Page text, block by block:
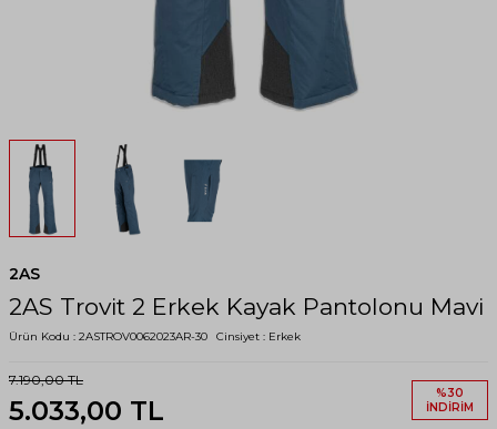
2AS
2AS Trovit 2 Erkek Kayak Pantolonu Mavi
Ürün Kodu : 2ASTROV0062023AR-30 Cinsiyet : Erkek
7.190,00TL
5.033,00 TL
%30
İNDIRIM